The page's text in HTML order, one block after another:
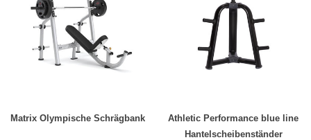
Matrix Olympische Schrägbank
Athletic Performance blue line
Hantelscheibenständer